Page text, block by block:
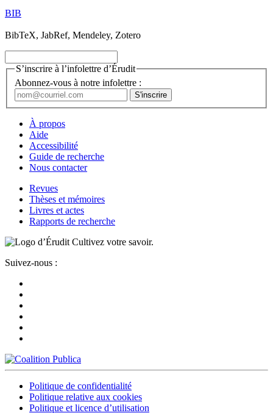
BIB
BibTeX, JabRef, Mendeley, Zotero
S’inscrire à l’infolettre d’Érudit
Abonnez-vous à notre infolettre :
À propos
Aide
Accessibilité
Guide de recherche
Nous contacter
Revues
Thèses et mémoires
Livres et actes
Rapports de recherche
Cultivez votre savoir.
Suivez-nous :
Politique de confidentialité
Politique relative aux cookies
Politique et licence d’utilisation